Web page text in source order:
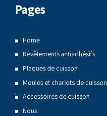
Pages
Home
Revêtements antiadhésifs
Plaques de cuisson
Moules et chariots de cuisson
Accessoires de cuisson
Nous